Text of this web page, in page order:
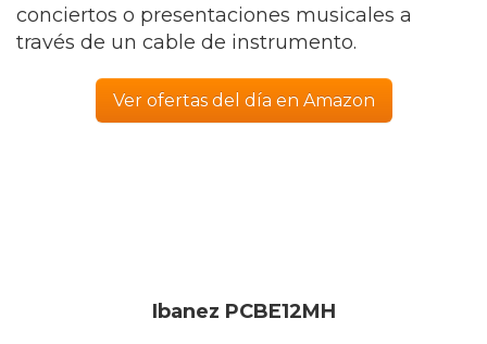
conciertos o presentaciones musicales a
través de un cable de instrumento.
Ver ofertas del día en Amazon
Ibanez PCBE12MH